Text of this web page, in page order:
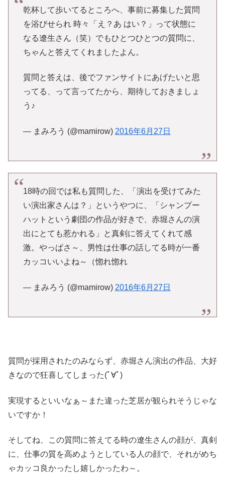
乾杯して歩いてるところへ、事前に募集した質問
を浴びせられ 時々「え？あ はい？」って状態に
なる遼生さん（笑）でもひとつひとつの質問に、
ちゃんと答えてくれましたよん。
質問と答えは、後でファンサイトにあげたいと思
ってる、って言ってたから、期待しておきましょ
う♪
— まみろう (@mamirow) 2016年6月27日
18時の回では私も質問した、「演出を受けてみた
い演出家さんは？」というやつに、「シャンプー
ハットという劇団の作品が好きで、赤堀さんの演
出にとても惹かれる」と真剣に答えてくれて感
激。やっぱさ～、男性は仕事の話してる時が一番
カッコいいよね～（惚れ惚れ
— まみろう (@mamirow) 2016年6月27日
質問が採用されたのみならず、赤堀さん演出の作品、大好
きなので狂喜してしまった(ﾟ∀ﾟ)
実現するといいなぁ～また違った芝居が観られそうじゃな
いですか！
そしてね、この質問に答えてる時の遼生さんの顔が、真剣
に、仕事の質を高めようとしている人の顔で、それがめち
ゃカッコ良かったし嬉しかったわ～。